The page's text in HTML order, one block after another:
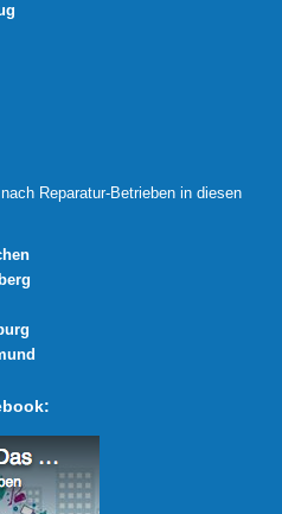
Reparatur-Betrieben in diesen